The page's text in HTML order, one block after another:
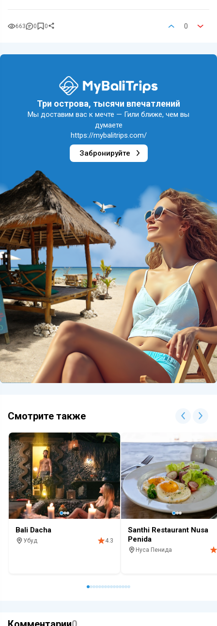
663 0 0 0
Три острова, тысячи впечатлений
Мы доставим вас к мечте — Гили ближе, чем вы
думаете
https://mybalitrips.com/
Забронируйте
Смотрите также
Bali Dacha
Убуд
4.3
Природа
Santhi Restaurant Nusa
Penida
Нуса Пенида